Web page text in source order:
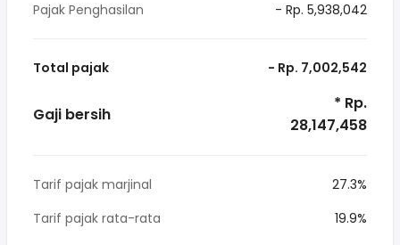
Pajak Penghasilan
- Rp. 5,938,042
Total pajak - Rp. 7,002,542
Gaji bersih
* Rp.
28,147,458
Tarif pajak marjinal
27.3%
Tarif pajak rata-rata
19.9%